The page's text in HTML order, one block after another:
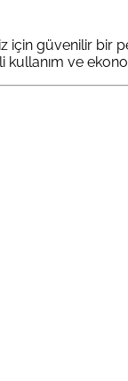
için güvenilir bir
ve